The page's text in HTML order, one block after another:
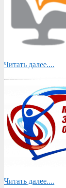
Читать далее....
Читать далее....